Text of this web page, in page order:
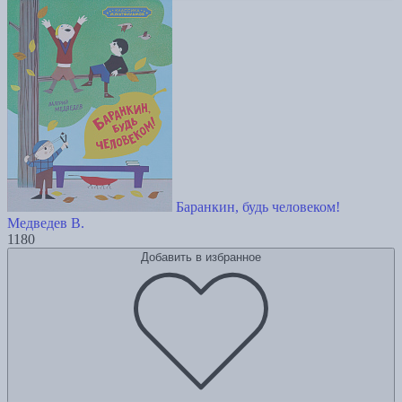
Баранкин, будь человеком!
Медведев В.
1180
Добавить в избранное